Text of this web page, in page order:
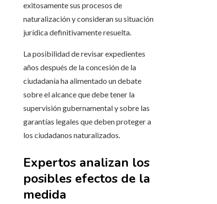
exitosamente sus procesos de
naturalización y consideran su situación
jurídica definitivamente resuelta.
La posibilidad de revisar expedientes
años después de la concesión de la
ciudadanía ha alimentado un debate
sobre el alcance que debe tener la
supervisión gubernamental y sobre las
garantías legales que deben proteger a
los ciudadanos naturalizados.
Expertos analizan los
posibles efectos de la
medida